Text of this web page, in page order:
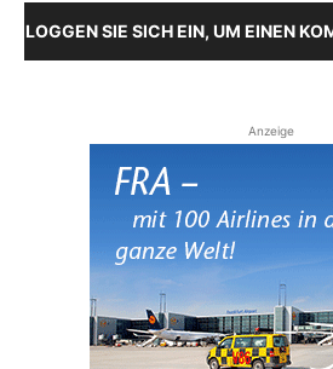
LOGGEN SIE SICH EIN, UM EINEN
Anzeige